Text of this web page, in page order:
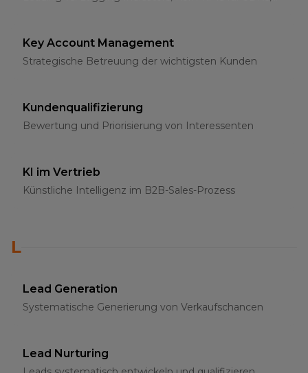
Key Account Management
Strategische Betreuung der wichtigsten Kunden
Kundenqualifizierung
Bewertung und Priorisierung von Interessenten
KI im Vertrieb
Künstliche Intelligenz im B2B-Sales-Prozess
L
Lead Generation
Systematische Generierung von Verkaufschancen
Lead Nurturing